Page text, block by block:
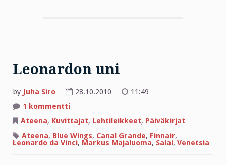
Leonardon uni
by Juha Siro 28.10.2010
11:49
1 kommenttiartikkeliin
uni
Ateena, Kuvittajat, Lehtileikkeet, Päiväkirjat
Ateena, Blue Wings, Canal Grande, Finnair,
Leonardo da Vinci, Markus Majaluoma, Salai, Venetsia